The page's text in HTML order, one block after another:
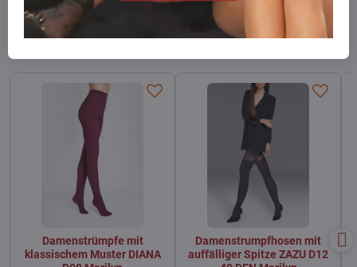
FacebookTwitter WhatsApp
Damenstrümpfe mit
klassischem Muster DIANA
Damenstrumpfhosen mit
auffälliger Spitze ZAZU D12